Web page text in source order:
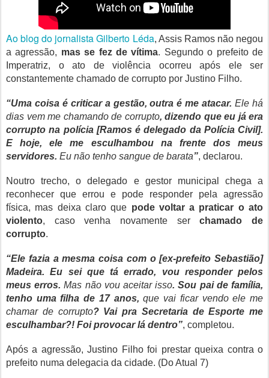
Ao blog do jornalista Gilberto Léda, Assis Ramos não negou
a agressão, mas se fez de vítima. Segundo o prefeito de
Imperatriz, o ato de violência ocorreu após ele ser
constantemente chamado de corrupto por Justino Filho.
“Uma coisa é criticar a gestão, outra é me atacar.Ele há
dias vem me chamando de corrupto, dizendo que eu já era
corrupto na polícia [Ramos é delegado da Polícia Civil].
E hoje, ele me esculhambou na frente dos meus
servidores. Eu não tenho sangue de barata”, declarou.
Noutro trecho, o delegado e gestor municipal chega a
reconhecer que errou e pode responder pela agressão
física, mas deixa claro que pode voltar a praticar o ato
violento, caso venha novamente serchamado de
corrupto.
“Ele fazia a mesma coisa com o [ex-prefeito Sebastião]
Madeira. Eu sei que tá errado, vou responder pelos
meus erros.Mas não vou aceitar isso. Sou pai de família,
tenho uma filha de 17 anos,que vai ficar vendo ele me
chamar de corrupto? Vai pra Secretaria de Esporte me
esculhambar?! Foi provocar lá dentro”, completou.
Após a agressão, Justino Filho foi prestar queixa contra o
prefeito numa delegacia da cidade. (Do Atual 7)